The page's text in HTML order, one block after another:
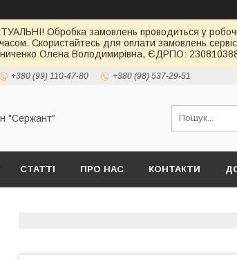
Обробка замовлень проводиться у
Скористайтесь для оплати замовлень
Олена Володимирівна, ЄДРПО:
+380 (99) 110-47-80 +380 (98) 537-29-51
"Сержант"
СТАТТІ ПРО НАС КОНТАКТИ